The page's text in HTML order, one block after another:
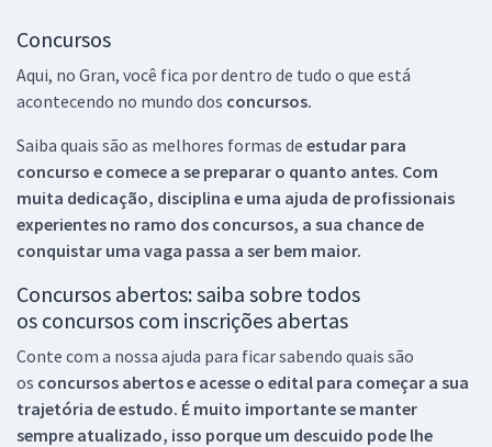
Concursos
Aqui, no Gran, você fica por dentro de tudo o que está
acontecendo no mundo dos concursos.
Saiba quais são as melhores formas de estudar para
concurso e comece a se preparar o quanto antes. Com
muita dedicação, disciplina e uma ajuda de profissionais
experientes no ramo dos concursos, a sua chance de
conquistar uma vaga passa a ser bem maior.
Concursos abertos: saiba sobre todos
os concursos com inscrições abertas
Conte com a nossa ajuda para ficar sabendo quais são
os concursos abertos e acesse o edital para começar a sua
trajetória de estudo. É muito importante se manter
sempre atualizado, isso porque um descuido pode lhe